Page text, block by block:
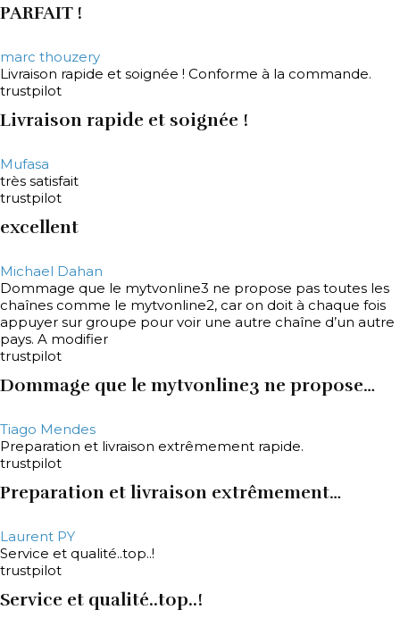
PARFAIT !
marc thouzery
Livraison rapide et soignée ! Conforme à la commande.
trustpilot
Livraison rapide et soignée !
Mufasa
très satisfait
trustpilot
excellent
Michael Dahan
Dommage que le mytvonline3 ne propose pas toutes les
chaînes comme le mytvonline2, car on doit à chaque fois
appuyer sur groupe pour voir une autre chaîne d’un autre
pays. A modifier
trustpilot
Dommage que le mytvonline3 ne propose…
Tiago Mendes
Preparation et livraison extrêmement rapide.
trustpilot
Preparation et livraison extrêmement…
Laurent PY
Service et qualité..top..!
trustpilot
Service et qualité..top..!